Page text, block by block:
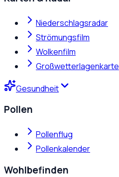
Niederschlagsradar
Strömungsfilm
Wolkenfilm
Großwetterlagenkarte
Gesundheit
Pollen
Pollenflug
Pollenkalender
Wohlbefinden